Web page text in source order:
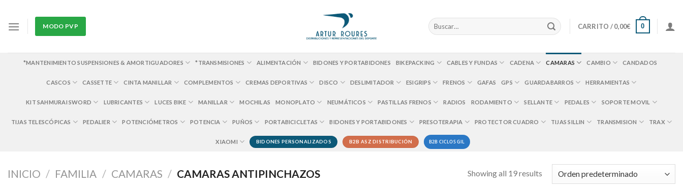
content
MODO PVP
Buscar
por:
CARRITO /0,00€ 0
*MANTENIMIENTO SUSPENSIONES & AMORTIGUADORES *TRANSMISIONES ALIMENTACIÓN BIDONES Y PORTABIDONES BIKEPACKING CABLES Y FUNDAS CADENA CAMARAS CAMBIO CANDADOS
CASCOS CASSETTE CINTA MANILLAR COMPLEMENTOS CREMAS DEPORTIVAS DISCO DESLIMITADOR ESIGRIPS FRENOS GAFAS GPS GUARDABARROS HERRAMIENTAS
KIT SAHMURAI SWORD LUBRICANTES LUCES BIKE MANILLAR MOCHILAS MONOPLATO NEUMÁTICOS PASTILLAS FRENOS RADIOS RODAMIENTO SELLANTE PEDALES SOPORTE MOVIL
TIJAS TELESCÓPICAS PEDALIER POTENCIÓMETROS POTENCIA PUÑOS PORTABICICLETAS BIDONES Y PORTABIDONES PRESOTERAPIA PROTECTOR CUADRO TIJAS SILLIN TRANSMISION TRAX
XIAOMI BIDONES PERSONALIZADOS B2B ASZ DISTRIBUCIÓN B2B CICLOS GIL
INICIO / FAMILIA / CAMARAS / CAMARAS ANTIPINCHAZOS Showing all 19 results